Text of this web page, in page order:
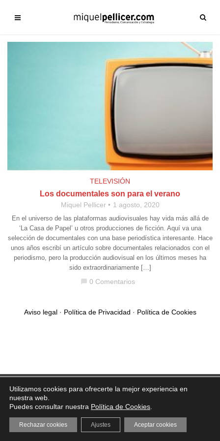
TELEVISIÓN
Los documentales son para el verano
Miquel Pellicer 1 agosto, 2020
En el universo de las plataformas audiovisuales hay vida más allá de
‘La Casa de Papel’ u otros producciones de ficción. Aquí va una
selección de documentales con una base periodística interesante. Hace
unos años escribí un artículo sobre documentales relacionados con el
periodismo, pero la producción audiovisual en los últimos meses ha
sido extraordinariamente […]
chat_bubble 0 Comentarios
Aviso legal· Política de Privacidad · Política de Cookies
Utilizamos cookies para ofrecerte la mejor experiencia en
nuestra web.
Puedes consultar nuestra Política de Cookies
Aceptar cookies
Rechazar cookies Ajustes